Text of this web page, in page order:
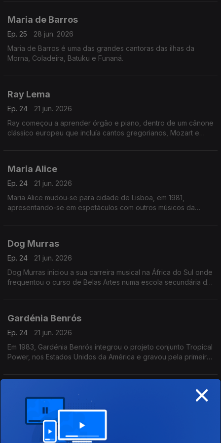
Maria de Barros
Ep. 25
28 jun. 2026
Maria de Barros é uma das grandes cantoras das ilhas da
Morna, Coladeira, Batuku e Funaná.
Ray Lema
Ep. 24
21 jun. 2026
Ray começou a aprender órgão e piano, dentro de um cânone
clássico europeu que incluía cantos gregorianos, Mozart e
Maria Alice
Ep. 24
21 jun. 2026
Maria Alice mudou-se para cidade de Lisboa, em 1981,
apresentando-se em espetáculos com outros músicos da
Dog Murras
Ep. 24
21 jun. 2026
Dog Murras iniciou a sua carreira musical na África do Sul onde
frequentou o curso de Belas Artes numa escola secundária de
Gardénia Benrós
Ep. 24
21 jun. 2026
Em 1983, Gardénia Benrós integrou o projeto conjunto Tropical
Power, nos Estados Unidos da América e gravou pela primeira
21 jun. 2026
Ray começou a aprender órgão e piano, dentro de um cânone
clássico europeu que incluía cantos gregorianos, Mozart e
×